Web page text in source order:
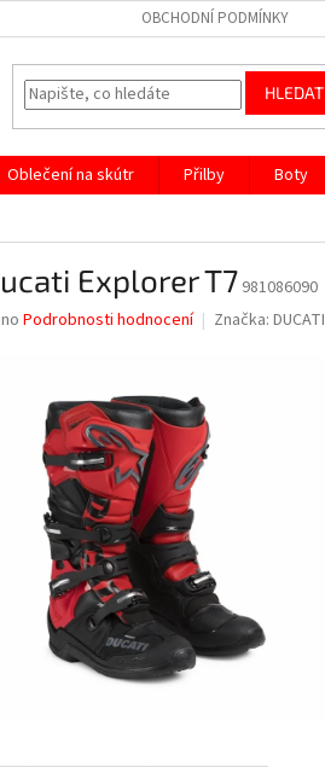
OBCHODNÍ PODMÍNKY
HLEDAT
Oblečení na skútr Přilby Boty
Explorer T7 981086090
Podrobnosti hodnocení Značka: DUCATI